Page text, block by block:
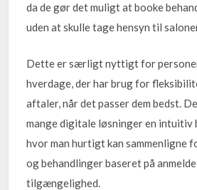
da de gør det muligt at booke
uden at skulle tage hensyn til
Dette er særligt nyttigt for
hverdage, der har brug for
aftaler, når det passer dem bedst.
mange digitale løsninger en intuitiv
hvor man hurtigt kan sammenligne
og behandlinger baseret på
tilgængelighed.